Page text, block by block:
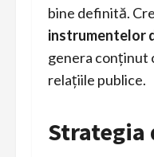
bine definită.
instrumentelor
genera conținut
relațiile publice.
Strategia